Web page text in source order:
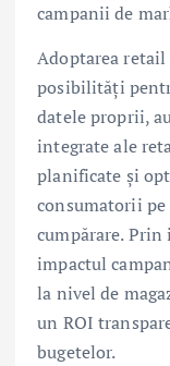
campanii de
Adoptarea
posibilități
datele proprii,
integrate ale
planificate și
consumatorii
cumpărare.
impactul
la nivel de
un ROI
bugetelor.